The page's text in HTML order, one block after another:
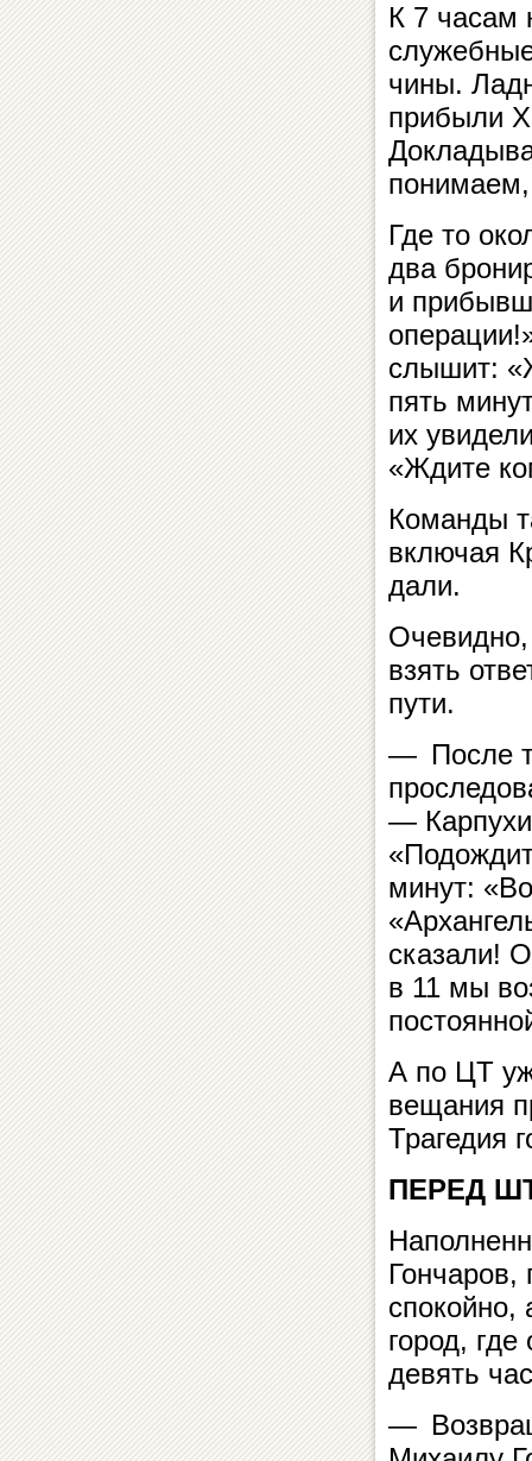
К 7 часам
чины.
прибыли
понимаем,
Где то
два
и
слышит:
пять
их
«Ждите
Команды
включая
дали.
Очевидно,
взять
пути.
— После
—
минут:
сказали!
в 11 мы
А по ЦТ
вещания
Трагедия
ПЕРЕД
спокойно,
город,
девять
—